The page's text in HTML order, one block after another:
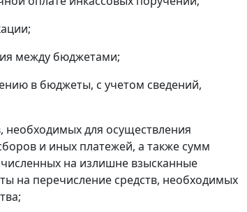
между бюджетами;
в бюджеты, с учетом сведений,
необходимых для осуществления
и иных платежей, а также сумм
на излишне взысканные
на перечисление средств, необходимых